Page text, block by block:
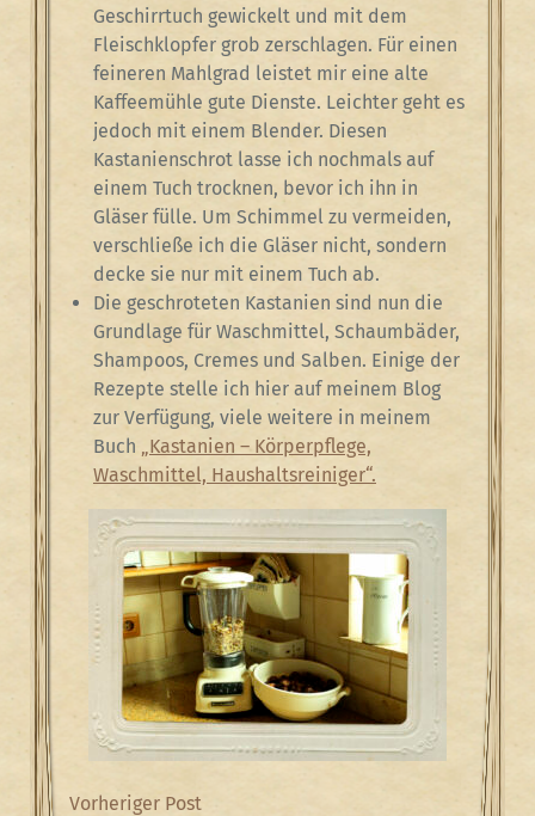
Geschirrtuch gewickelt und mit dem
Fleischklopfer grob zerschlagen. Für einen
feineren Mahlgrad leistet mir eine alte
Kaffeemühle gute Dienste. Leichter geht es
jedoch mit einem Blender. Diesen
Kastanienschrot lasse ich nochmals auf
einem Tuch trocknen, bevor ich ihn in
Gläser fülle. Um Schimmel zu vermeiden,
verschließe ich die Gläser nicht, sondern
decke sie nur mit einem Tuch ab.
Die geschroteten Kastanien sind nun die
Grundlage für Waschmittel, Schaumbäder,
Shampoos, Cremes und Salben. Einige der
Rezepte stelle ich hier auf meinem Blog
zur Verfügung, viele weitere in meinem
Buch „Kastanien – Körperpflege,
Waschmittel, Haushaltsreiniger“.
Beitragsnavigation
Previous
Vorheriger Post